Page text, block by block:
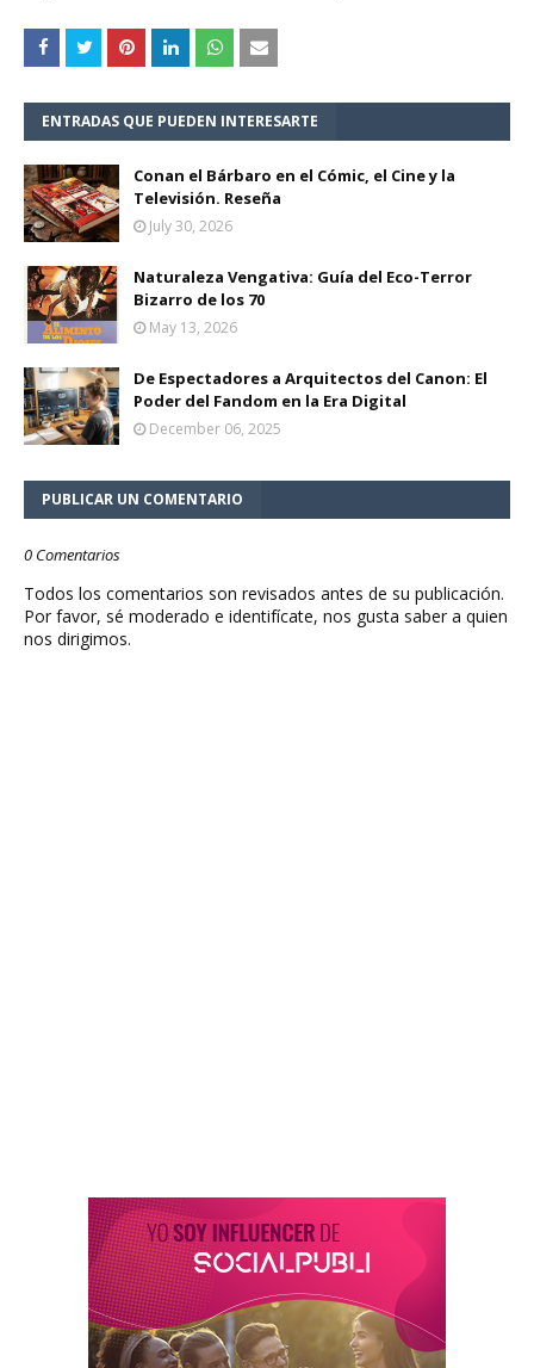
ENTRADAS QUE PUEDEN INTERESARTE
Conan el Bárbaro en el Cómic, el Cine y la
Televisión. Reseña
July 30, 2026
Naturaleza Vengativa: Guía del Eco-Terror
Bizarro de los 70
May 13, 2026
De Espectadores a Arquitectos del Canon: El
Poder del Fandom en la Era Digital
December 06, 2025
PUBLICAR UN COMENTARIO
0 Comentarios
Todos los comentarios son revisados antes de su publicación.
Por favor, sé moderado e identifícate, nos gusta saber a quien
nos dirigimos.